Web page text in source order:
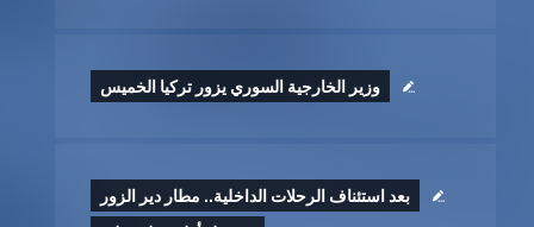
وزير الخارجية السوري يزور تركيا الخميس
بعد استئناف الرحلات الداخلية.. مطار دير الزور